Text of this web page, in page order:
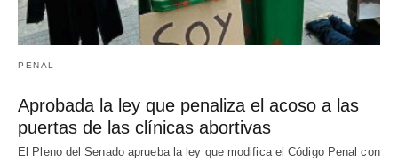
PENAL
Aprobada la ley que penaliza el acoso a las
puertas de las clínicas abortivas
El Pleno del Senado aprueba la ley que modifica el Código Penal con